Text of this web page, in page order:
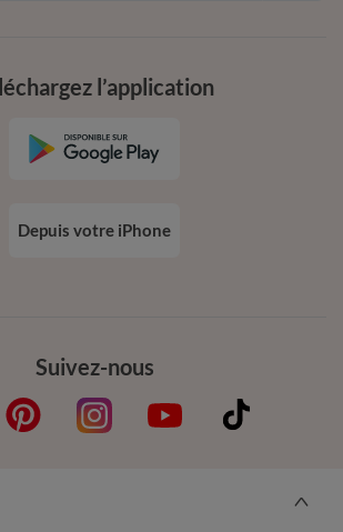
Suivez-nous
l’application
Depuis votre iPhone